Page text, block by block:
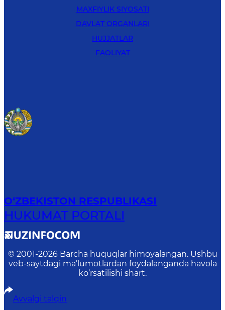
MAXFIYLIK SIYOSATI
DAVLAT ORGANLARI
HUJJATLAR
FAOLIYAT
O‘ZBEKISTON RESPUBLIKASI
HUKUMAT PORTALI
© 2001-2026 Barcha huquqlar himoyalangan. Ushbu
veb-saytdagi ma’lumotlardan foydalanganda havola
ko‘rsatilishi shart.
Avvalgi talqin